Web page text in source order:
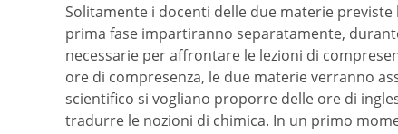
Solitamente i docenti delle due materie
prima fase impartiranno separatamente,
necessarie per affrontare le lezioni di
ore di compresenza, le due materie verranno
scientifico si vogliano proporre delle ore di
tradurre le nozioni di chimica. In un primo